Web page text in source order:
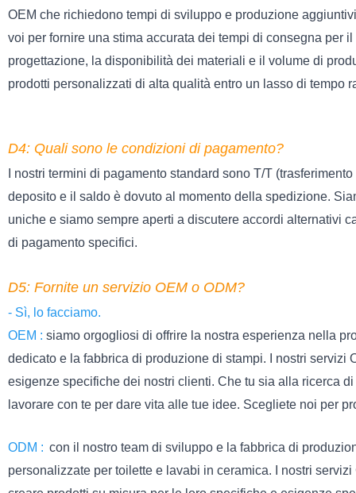
OEM che richiedono tempi di sviluppo e produzione
voi per fornire una stima accurata dei tempi di consegna per
progettazione, la disponibilità dei materiali e il volume di
prodotti personalizzati di alta qualità entro un lasso di tempo
D4: Quali sono le condizioni di pagamento?
I nostri termini di pagamento standard sono T/T
deposito e il saldo è dovuto al momento della spedizione.
uniche e siamo sempre aperti a discutere accordi alternativi
di pagamento specifici.
D5: Fornite un servizio OEM o ODM?
- Sì, lo facciamo.
OEM : siamo orgogliosi di offrire la nostra esperienza nella
dedicato e la fabbrica di produzione di stampi. I nostri
esigenze specifiche dei nostri clienti. Che tu sia alla ricerca
lavorare con te per dare vita alle tue idee. Scegliete noi per
ODM : con il nostro team di sviluppo e la fabbrica di
personalizzate per toilette e lavabi in ceramica. I nostri